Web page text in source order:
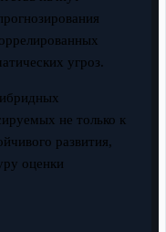
угроз.
не только к
развития,
оценки